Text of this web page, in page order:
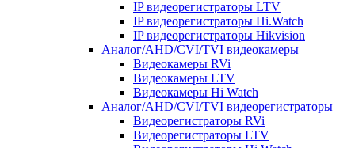
IP видеорегистраторы LTV
IP видеорегистраторы Hi.Watch
IP видеорегистраторы Hikvision
Аналог/AHD/CVI/TVI видеокамеры
Видеокамеры RVi
Видеокамеры LTV
Видеокамеры Hi Watch
Аналог/AHD/CVI/TVI видеорегистраторы
Видеорегистраторы RVi
Видеорегистраторы LTV